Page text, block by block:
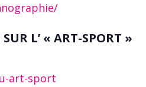
L’ « ART-SPORT »
art-sport